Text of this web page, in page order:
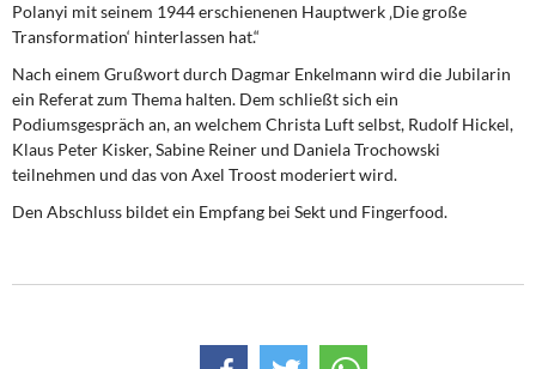
Polanyi mit seinem 1944 erschienenen Hauptwerk ‚Die große
Transformation‘ hinterlassen hat.“
Nach einem Grußwort durch Dagmar Enkelmann wird die Jubilarin
ein Referat zum Thema halten. Dem schließt sich ein
Podiumsgespräch an, an welchem Christa Luft selbst, Rudolf Hickel,
Klaus Peter Kisker, Sabine Reiner und Daniela Trochowski
teilnehmen und das von Axel Troost moderiert wird.
Den Abschluss bildet ein Empfang bei Sekt und Fingerfood.